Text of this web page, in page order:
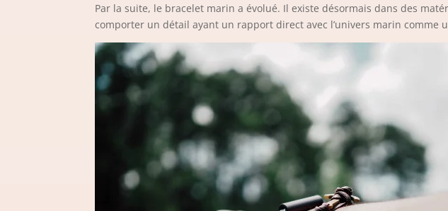
Par la suite, le bracelet marin a évolué. Il existe désormais dans des
comporter un détail ayant un rapport direct avec l’univers marin comme